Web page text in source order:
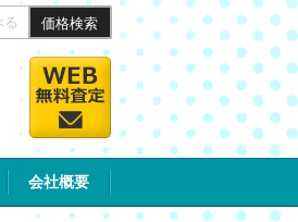
価格検索
会社概要